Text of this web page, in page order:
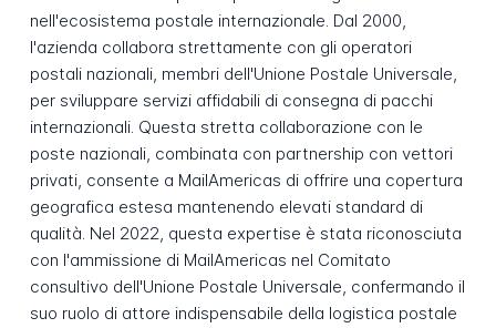
nell'ecosistema postale internazionale. Dal 2000,
l'azienda collabora strettamente con gli operatori
postali nazionali, membri dell'Unione Postale Universale,
per sviluppare servizi affidabili di consegna di pacchi
internazionali. Questa stretta collaborazione con le
poste nazionali, combinata con partnership con vettori
privati, consente a MailAmericas di offrire una copertura
geografica estesa mantenendo elevati standard di
qualità. Nel 2022, questa expertise è stata riconosciuta
con l'ammissione di MailAmericas nel Comitato
consultivo dell'Unione Postale Universale, confermando il
suo ruolo di attore indispensabile della logistica postale